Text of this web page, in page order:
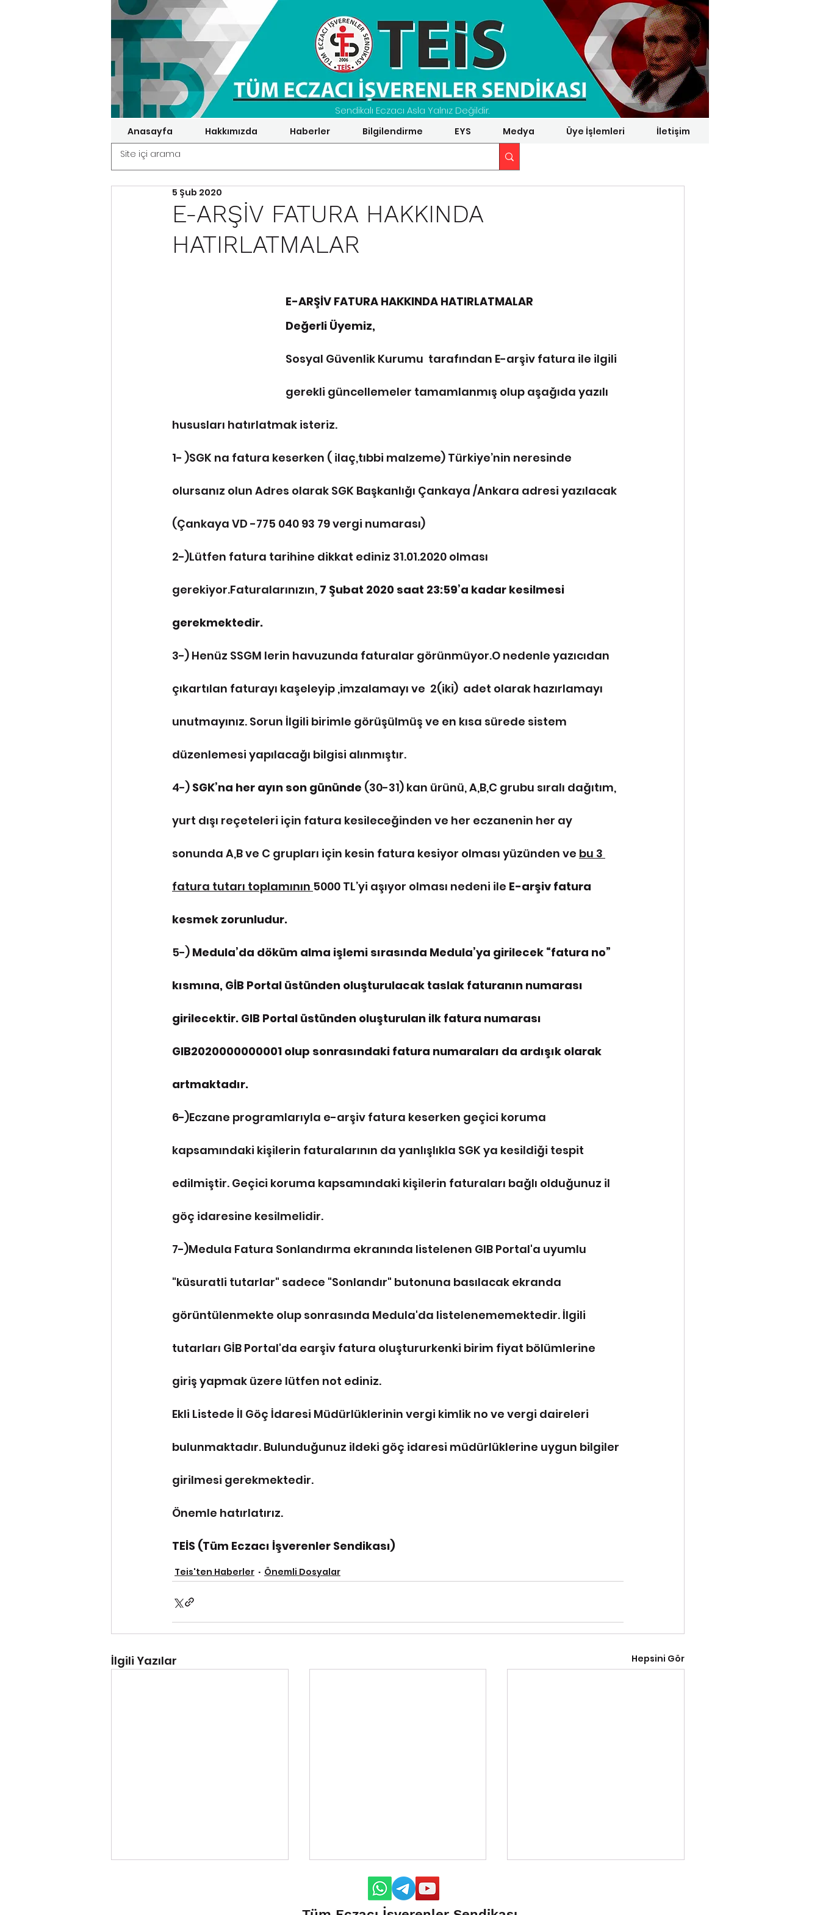
Sendikalı Eczacı Asla Yalnız Değildir.
Anasayfa Hakkımızda Haberler Bilgilendirme EYS Medya Üye İşlemleri İletişim
E-ARŞİV FATURA HAKKINDA
HATIRLATMALAR
5 Şub 2020
E-ARŞİV FATURA HAKKINDA HATIRLATMALAR
Değerli Üyemiz,
Sosyal Güvenlik Kurumu  tarafından E-arşiv fatura ile ilgili
gerekli güncellemeler tamamlanmış olup aşağıda yazılı
hususları hatırlatmak isteriz.
1- )SGK na fatura keserken ( ilaç,tıbbi malzeme) Türkiye’nin neresinde
olursanız olun Adres olarak SGK Başkanlığı Çankaya /Ankara adresi yazılacak
(Çankaya VD -775 040 93 79 vergi numarası)
2-)Lütfen fatura tarihine dikkat ediniz 31.01.2020 olması
gerekiyor.Faturalarınızın, 7 Şubat 2020 saat 23:59’a kadar kesilmesi
gerekmektedir.
3-) Henüz SSGM lerin havuzunda faturalar görünmüyor.O nedenle yazıcıdan
çıkartılan faturayı kaşeleyip ,imzalamayı ve  2(iki)  adet olarak hazırlamayı
unutmayınız. Sorun İlgili birimle görüşülmüş ve en kısa sürede sistem
düzenlemesi yapılacağı bilgisi alınmıştır.
4-) SGK’na her ayın son gününde (30-31) kan ürünü, A,B,C grubu sıralı dağıtım,
yurt dışı reçeteleri için fatura kesileceğinden ve her eczanenin her ay
sonunda A,B ve C grupları için kesin fatura kesiyor olması yüzünden ve bu 3
fatura tutarı toplamının 5000 TL’yi aşıyor olması nedeni ile E-arşiv fatura
kesmek zorunludur.
5-) Medula’da döküm alma işlemi sırasında Medula’ya girilecek “fatura no”
kısmına, GİB Portal üstünden oluşturulacak taslak faturanın numarası
girilecektir. GIB Portal üstünden oluşturulan ilk fatura numarası
GIB2020000000001 olup sonrasındaki fatura numaraları da ardışık olarak
artmaktadır.
6-)Eczane programlarıyla e-arşiv fatura keserken geçici koruma
kapsamındaki kişilerin faturalarının da yanlışlıkla SGK ya kesildiği tespit
edilmiştir. Geçici koruma kapsamındaki kişilerin faturaları bağlı olduğunuz il
göç idaresine kesilmelidir.
7-)Medula Fatura Sonlandırma ekranında listelenen GIB Portal'a uyumlu
"küsuratli tutarlar" sadece "Sonlandır" butonuna basılacak ekranda
görüntülenmekte olup sonrasında Medula'da listelenememektedir. İlgili
tutarları GİB Portal'da earşiv fatura oluştururkenki birim fiyat bölümlerine
giriş yapmak üzere lütfen not ediniz.
Ekli Listede İl Göç İdaresi Müdürlüklerinin vergi kimlik no ve vergi daireleri
bulunmaktadır. Bulunduğunuz ildeki göç idaresi müdürlüklerine uygun bilgiler
girilmesi gerekmektedir.
Önemle hatırlatırız.
TEİS (Tüm Eczacı İşverenler Sendikası)
Teis'ten Haberler Önemli Dosyalar
İlgili Yazılar Hepsini Gör